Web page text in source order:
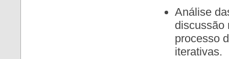
Análise
discussão
processo
iterativas.